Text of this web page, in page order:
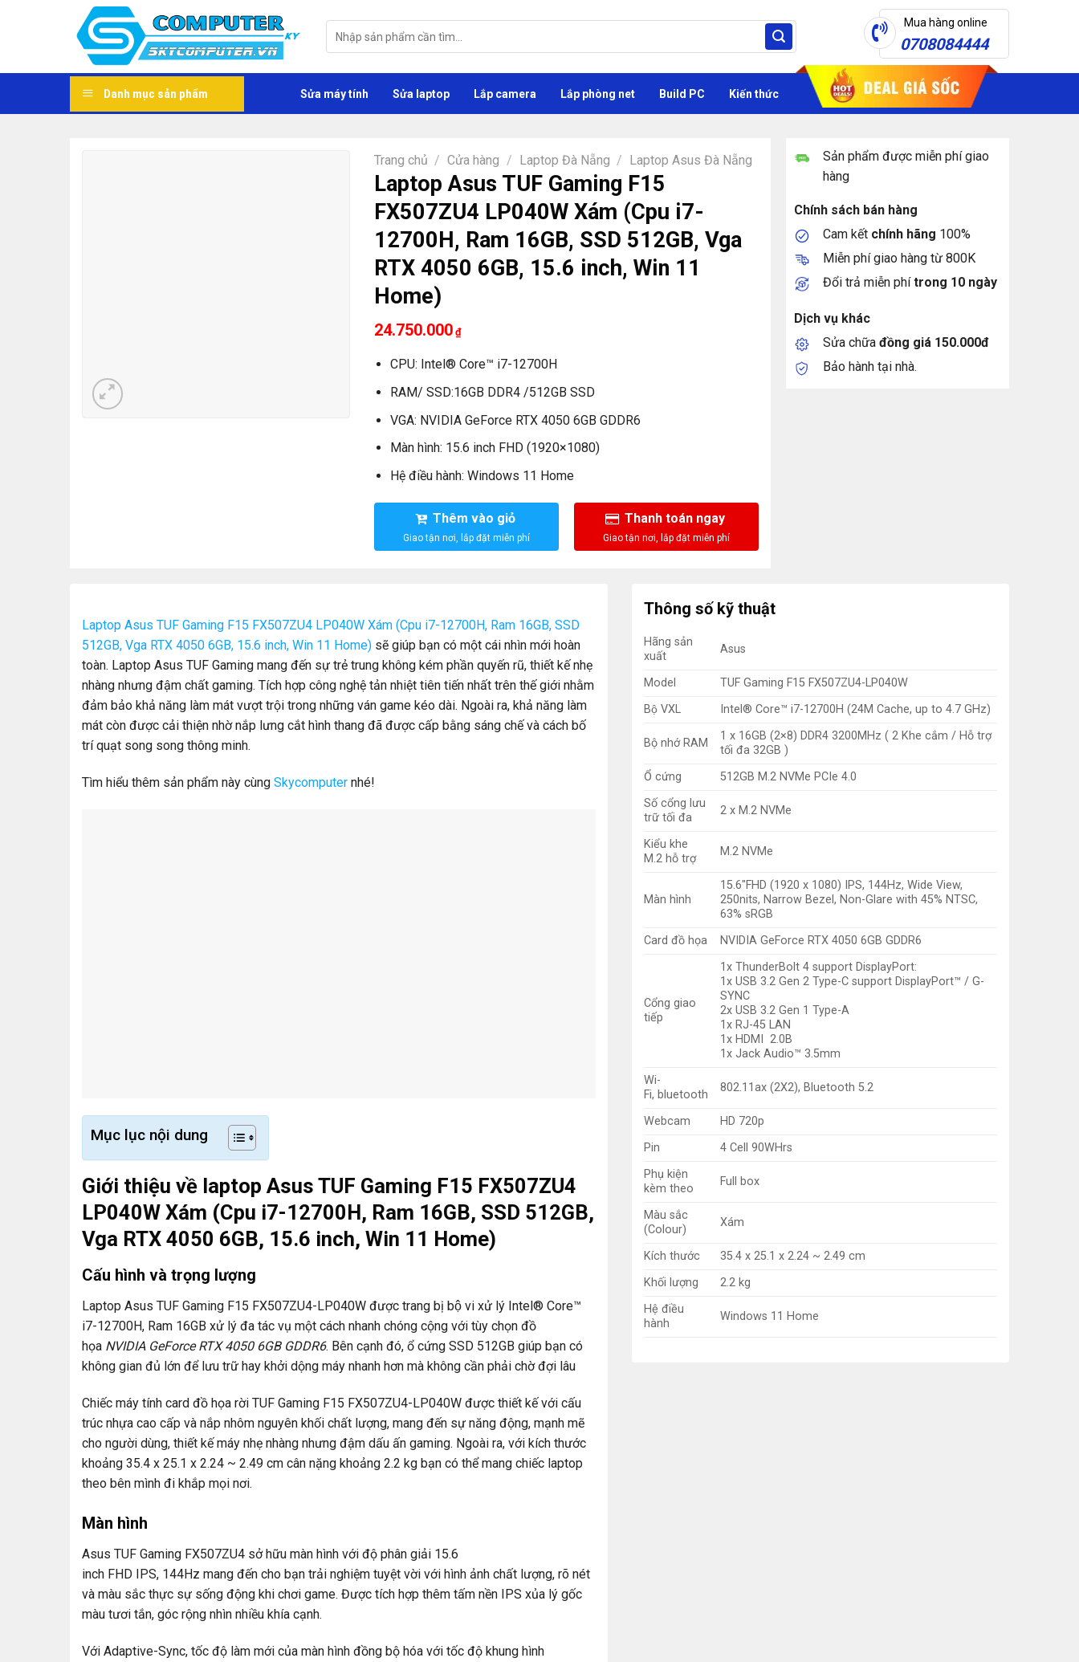
kiếm:
Mua hàng online
0708084444
Danh mục sản phẩm Sửa máy tính Sửa laptop Lắp camera Lắp phòng net Build PC Kiến thức
Trang chủ / Cửa hàng / Laptop Đà Nẵng / Laptop Asus Đà Nẵng
Laptop Asus TUF Gaming F15
FX507ZU4 LP040W Xám (Cpu i7-
12700H, Ram 16GB, SSD 512GB, Vga
RTX 4050 6GB, 15.6 inch, Win 11
Home)
24.750.000 ₫
CPU: Intel® Core™ i7-12700H
RAM/ SSD:16GB DDR4 /512GB SSD
VGA: NVIDIA GeForce RTX 4050 6GB GDDR6
Màn hình: 15.6 inch FHD (1920×1080)
Hệ điều hành: Windows 11 Home
Thêm vào giỏ Thanh toán ngay
Sản phẩm được miễn phí giao
hàng
Chính sách bán hàng
Cam kết chính hãng 100%
Miễn phí giao hàng từ 800K
Đổi trả miễn phítrong 10 ngày
Dịch vụ khác
Sửa chữađồng giá 150.000đ
Bảo hành tại nhà.
Laptop Asus TUF Gaming F15 FX507ZU4 LP040W Xám (Cpu i7-12700H, Ram 16GB, SSD
512GB, Vga RTX 4050 6GB, 15.6 inch, Win 11 Home) sẽ giúp bạn có một cái nhìn mới hoàn
toàn. Laptop Asus TUF Gaming mang đến sự trẻ trung không kém phần quyến rũ, thiết kế nhẹ
nhàng nhưng đậm chất gaming. Tích hợp công nghệ tản nhiệt tiên tiến nhất trên thế giới nhằm
đảm bảo khả năng làm mát vượt trội trong những ván game kéo dài. Ngoài ra, khả năng làm
mát còn được cải thiện nhờ nắp lưng cắt hình thang đã được cấp bằng sáng chế và cách bố
trí quạt song song thông minh.
Tìm hiểu thêm sản phẩm này cùng Skycomputer nhé!
Mục lục nội dung
Giới thiệu về laptop Asus TUF Gaming F15 FX507ZU4
LP040W Xám (Cpu i7-12700H, Ram 16GB, SSD 512GB,
Vga RTX 4050 6GB, 15.6 inch, Win 11 Home)
Cấu hình và trọng lượng
Laptop Asus TUF Gaming F15 FX507ZU4-LP040W được trang bị bộ vi xử lý Intel® Core™
i7-12700H, Ram 16GB xử lý đa tác vụ một cách nhanh chóng cộng với tùy chọn đồ
họa NVIDIA GeForce RTX 4050 6GB GDDR6. Bên cạnh đó, ổ cứng SSD 512GB giúp bạn có
không gian đủ lớn để lưu trữ hay khởi dộng máy nhanh hơn mà không cần phải chờ đợi lâu
Chiếc máy tính card đồ họa rời TUF Gaming F15 FX507ZU4-LP040W được thiết kế với cấu
trúc nhựa cao cấp và nắp nhôm nguyên khối chất lượng, mang đến sự năng động, mạnh mẽ
cho người dùng, thiết kế máy nhẹ nhàng nhưng đậm dấu ấn gaming. Ngoài ra, với kích thước
khoảng 35.4 x 25.1 x 2.24 ~ 2.49 cm cân nặng khoảng 2.2 kg bạn có thể mang chiếc laptop
theo bên mình đi khắp mọi nơi.
Màn hình
Asus TUF Gaming FX507ZU4 sở hữu màn hình với độ phân giải 15.6
inch FHD IPS, 144Hz mang đến cho bạn trải nghiệm tuyệt vời với hình ảnh chất lượng, rõ nét
và màu sắc thực sự sống động khi chơi game. Được tích hợp thêm tấm nền IPS xủa lý gốc
màu tươi tắn, góc rộng nhìn nhiều khía cạnh.
Với Adaptive-Sync, tốc độ làm mới của màn hình đồng bộ hóa với tốc độ khung hình
Thông số kỹ thuật
Hãng sản
xuất
Asus
Model
TUF Gaming F15 FX507ZU4-LP040W
Bộ VXL
Intel® Core™ i7-12700H (24M Cache, up to 4.7 GHz)
Bộ nhớ RAM
1 x 16GB (2×8) DDR4 3200MHz ( 2 Khe cắm / Hỗ trợ
tối đa 32GB )
Ổ cứng
512GB M.2 NVMe PCIe 4.0
Số cổng lưu
trữ tối đa
2 x M.2 NVMe
Kiểu khe
M.2 hỗ trợ
M.2 NVMe
Màn hình
15.6″FHD (1920 x 1080) IPS, 144Hz, Wide View,
250nits, Narrow Bezel, Non-Glare with 45% NTSC,
63% sRGB
Card đồ họa
NVIDIA GeForce RTX 4050 6GB GDDR6
Cổng giao
tiếp
1x ThunderBolt 4 support DisplayPort:
1x USB 3.2 Gen 2 Type-C support DisplayPort™ / G-
SYNC
2x USB 3.2 Gen 1 Type-A
1x RJ-45 LAN
1x HDMI 2.0B
1x Jack Audio™ 3.5mm
Wi-
Fi, bluetooth
802.11ax (2X2), Bluetooth 5.2
Webcam
HD 720p
Pin
4 Cell 90WHrs
Phụ kiện
kèm theo
Full box
Màu sắc
(Colour)
Xám
Kích thước
35.4 x 25.1 x 2.24 ~ 2.49 cm
Khối lượng
2.2 kg
Hệ điều
hành
Windows 11 Home